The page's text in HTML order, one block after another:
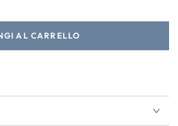
AL CARRELLO